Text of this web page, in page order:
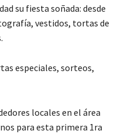
su fiesta soñada: desde
vestidos, tortas de
especiales, sorteos,
locales en el área
para esta primera 1ra